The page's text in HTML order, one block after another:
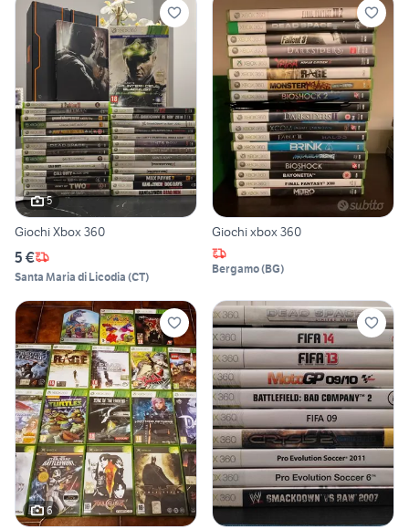
5
Giochi Xbox 360
5 €
Santa Maria di Licodia (CT)
Giochi xbox 360
Bergamo(BG)
6